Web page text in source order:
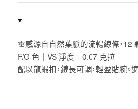
靈感源自自然葉脈的流暢線條，12
F/G 色｜VS 淨度｜0.07 克拉
配以龍蝦扣，鏈長可調，輕盈貼腕。